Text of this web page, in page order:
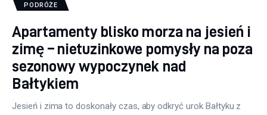
PODRÓŻE
Apartamenty blisko morza na jesień i
zimę – nietuzinkowe pomysły na poza
sezonowy wypoczynek nad
Bałtykiem
Jesień i zima to doskonały czas, aby odkryć urok Bałtyku z